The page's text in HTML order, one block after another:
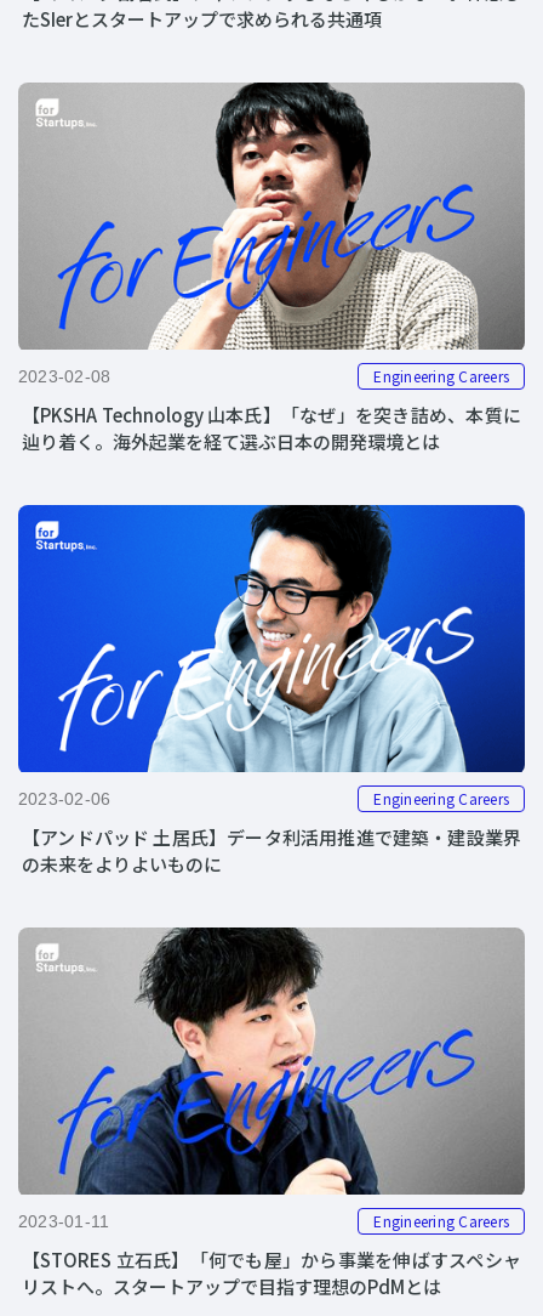
たSIerとスタートアップで求められる共通項
2023-02-08 Engineering Careers
【PKSHA Technology 山本氏】「なぜ」を突き詰め、本質に
辿り着く。海外起業を経て選ぶ日本の開発環境とは
2023-02-06 Engineering Careers
【アンドパッド 土居氏】データ利活用推進で建築・建設業界
の未来をよりよいものに
2023-01-11 Engineering Careers
【STORES 立石氏】「何でも屋」から事業を伸ばすスペシャ
リストへ。スタートアップで目指す理想のPdMとは